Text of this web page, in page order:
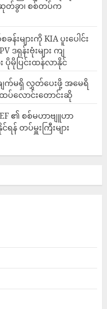
တ်ခွာ၊ စစ်တပ်က
များကို KIA ပူးပေါင်း
ဒရုန်းဗုံးများ ကျ
ပိုမိုပြင်းထန်လာနိုင်
ျက်မရှိ လွှတ်ပေးဖို့ အမေရိ
လောင်းတောင်းဆို
၏ စစ်မဟာဗျူဟာ
ရန် တပ်မှူးကြီးများ